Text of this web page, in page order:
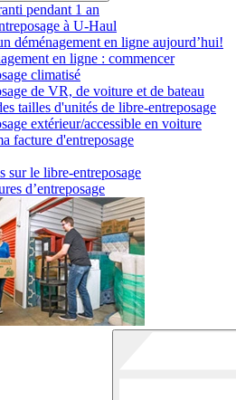
pendant 1 an
à U-Haul
déménagement en ligne aujourd’hui!
en ligne : commencer
climatisé
de VR, de voiture et de bateau
tailles d'unités de libre-entreposage
extérieur/accessible en voiture
facture d'entreposage
sur le libre-entreposage
d’entreposage